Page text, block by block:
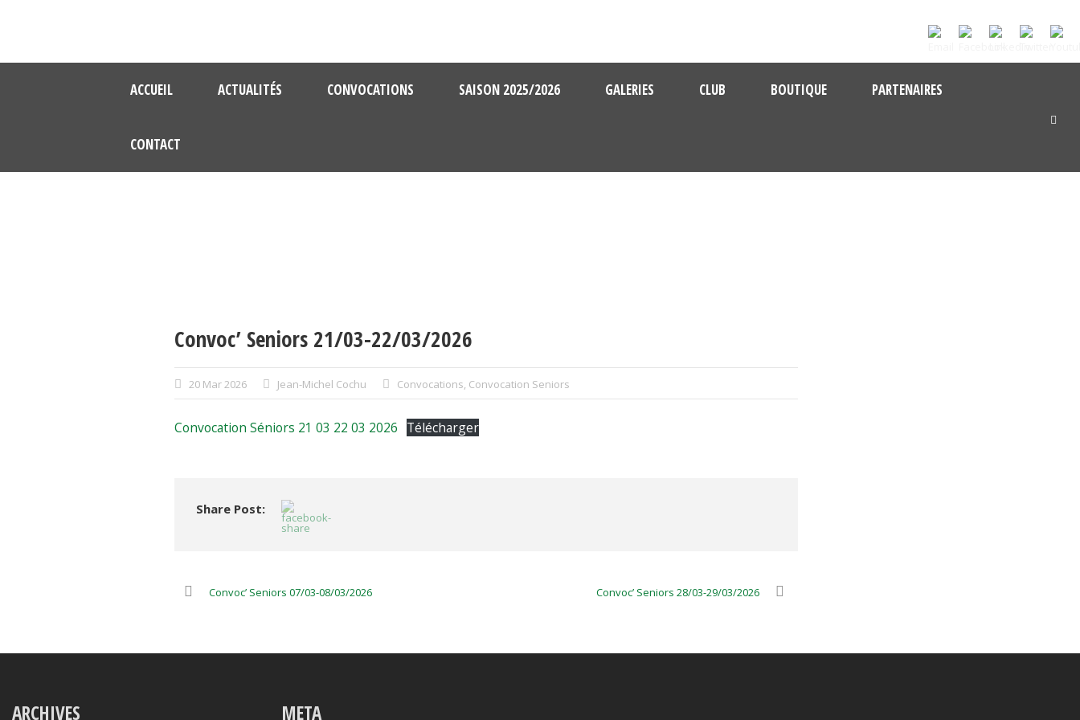
ACCUEIL ACTUALITÉS CONVOCATIONS SAISON 2025/2026 GALERIES CLUB BOUTIQUE PARTENAIRES
CONTACT
Convoc’ Seniors 21/03-22/03/2026
20 Mar 2026 Jean-Michel Cochu Convocations, Convocation Seniors
Convocation Séniors 21 03 22 03 2026 Télécharger
Share Post:
Convoc’ Seniors 07/03-08/03/2026 Convoc’ Seniors 28/03-29/03/2026
ARCHIVES META